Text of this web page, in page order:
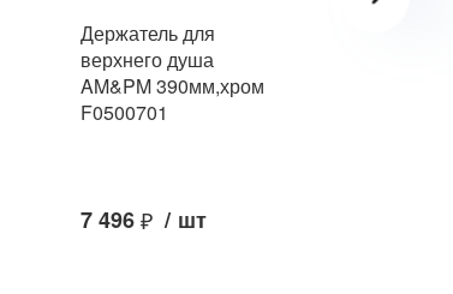
Держатель для
верхнего душа
AM&PM 390мм,хром
F0500701
7 496₽ / шт